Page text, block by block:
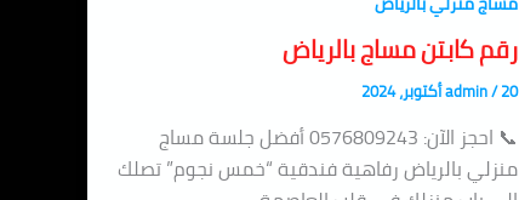
رقم كابتن مساج بالرياض
admin/20 أكتوبر، 2024
📞 احجز الآن: 0576809243 أفضل جلسة مساج
منزلي بالرياض رفاهية فندقية “خمس نجوم” تصلك